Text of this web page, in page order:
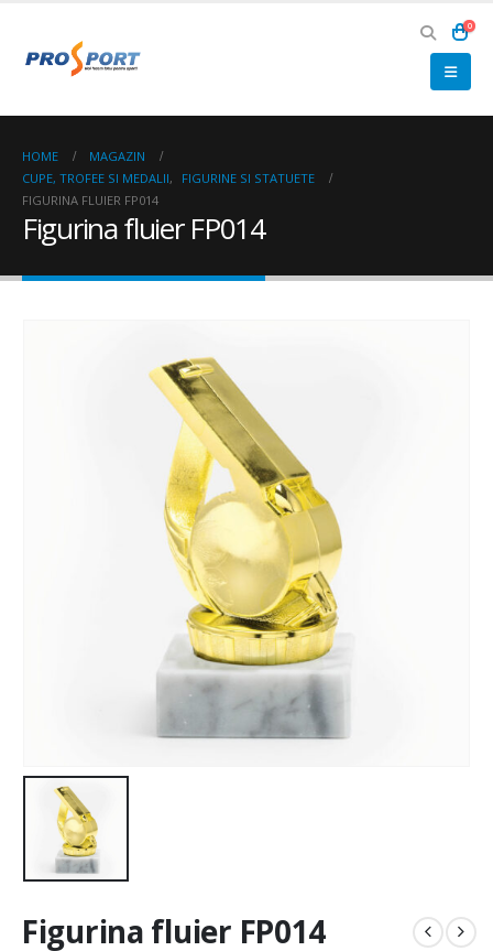
0
HOME
MAGAZIN
CUPE, TROFEE SI MEDALII,
FIGURINE SI STATUETE
FIGURINA FLUIER FP014
Figurina fluier FP014
Figurina fluier FP014